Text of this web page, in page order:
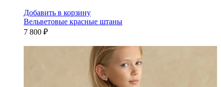
Добавить в корзину
Вельветовые красные штаны
7 800 ₽